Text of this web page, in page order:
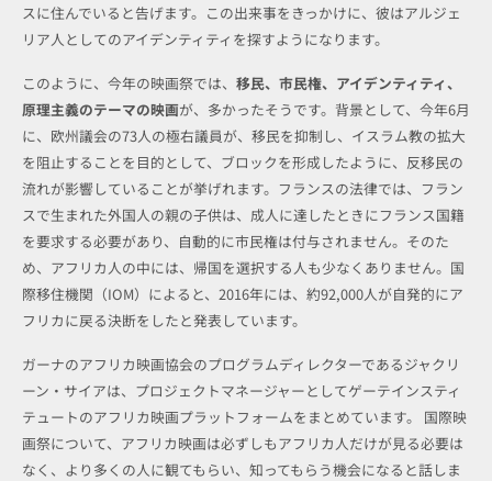
スに住んでいると告げます。この出来事をきっかけに、彼はアルジェ
リア人としてのアイデンティティを探すようになります。
このように、今年の映画祭では、 移民、市民権、アイデンティティ、
原理主義のテーマの映画が、多かったそうです。背景として、今年6月
に、欧州議会の73人の極右議員が、移民を抑制し、イスラム教の拡大
を阻止することを目的として、ブロックを形成したように、反移民の
流れが影響していることが挙げれます。フランスの法律では、フラン
スで生まれた外国人の親の子供は、成人に達したときにフランス国籍
を要求する必要があり、自動的に市民権は付与されません。そのた
め、アフリカ人の中には、帰国を選択する人も少なくありません。国
際移住機関（IOM）によると、2016年には、約92,000人が自発的にア
フリカに戻る決断をしたと発表しています。
ガーナのアフリカ映画協会のプログラムディレクターであるジャクリ
ーン・サイアは、プロジェクトマネージャーとしてゲーテインスティ
テュートのアフリカ映画プラットフォームをまとめています。 国際映
画祭について、アフリカ映画は必ずしもアフリカ人だけが見る必要は
なく、より多くの人に観てもらい、知ってもらう機会になると話しま